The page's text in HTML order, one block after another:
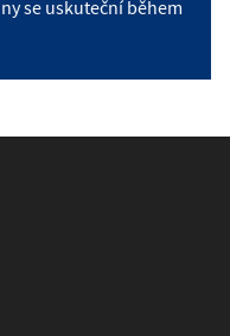
se uskuteční během